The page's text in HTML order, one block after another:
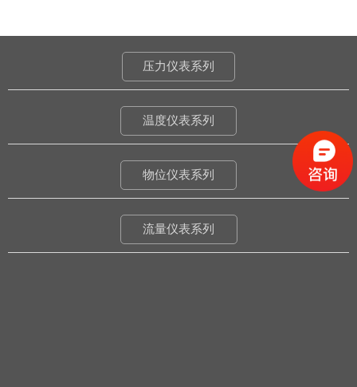
压力仪表系列
温度仪表系列
物位仪表系列
流量仪表系列